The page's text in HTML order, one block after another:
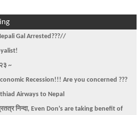
Gal Arrested???//
~
Recession!!! Are you concerned ???
Airways to Nepal
निन्दा, Even Don's are taking benefit of